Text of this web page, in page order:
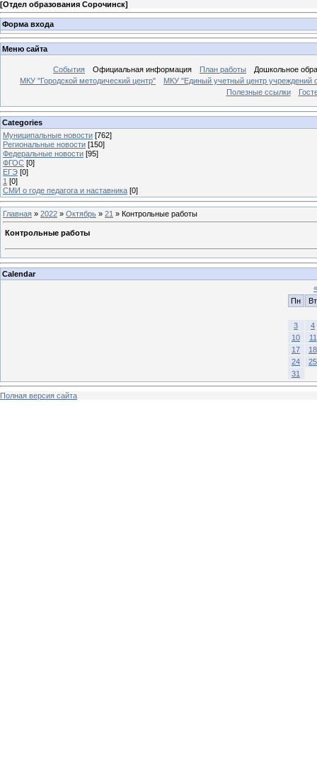
[Отдел образования Сорочинск]
Форма входа
Меню сайта
События Официальная информация План работы
Дошкольное
МКУ "Городской методический центр"
МКУ "Единый учетный центр учреждений
Полезные ссылки
Categories
Муниципальные новости [762]
Региональные новости [150]
Федеральные новости [95]
ФГОС [0]
ЕГЭ [0]
1 [0]
СМИ о годе педагога и наставника [0]
Главная » 2022 » Октябрь » 21 » Контрольные работы
Контрольные работы
Calendar
«
Пн
Вт
3
4
10
11
17
18
24
25
31
Полная версия сайта